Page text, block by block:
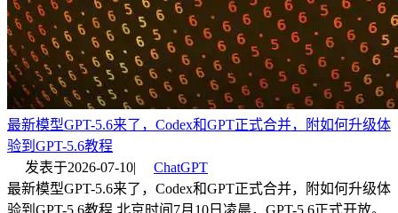
最新模型GPT-5.6来了，Codex和GPT正式合并，附如何升级体
验到GPT-5.6教程
发表于2026-07-10|
ChatGPT
最新模型GPT-5.6来了，Codex和GPT正式合并，附如何升级体
验到GPT-5.6教程 北京时间7月10日凌晨，GPT-5.6正式开放。